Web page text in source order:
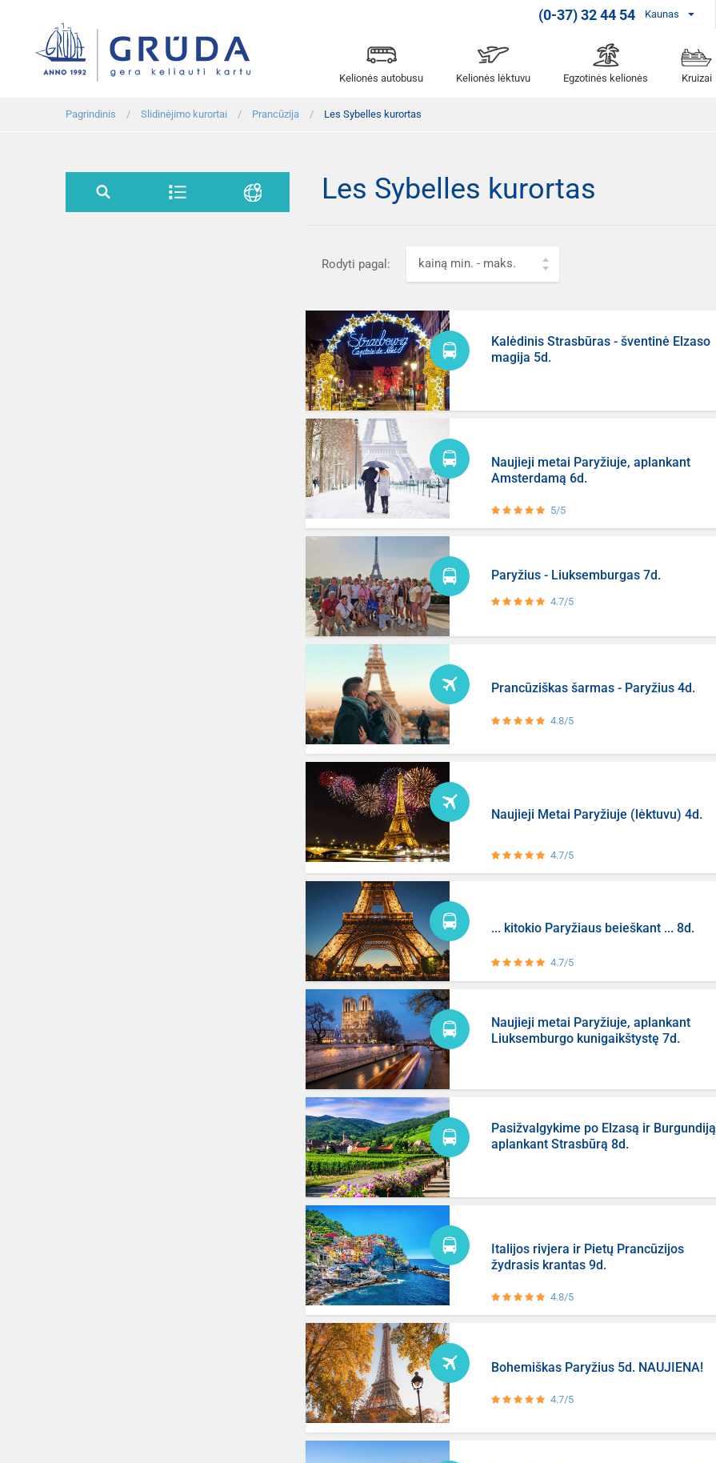
(0-37) 32 44 54 Kaunas
Kelionės autobusu Kelionės lėktuvu Egzotinės kelionės Kruizai
Pagrindinis Slidinėjimo kurortai Prancūzija Les Sybelles kurortas
Les Sybelles kurortas
kainą min. - maks.
Rodyti pagal:
Kalėdinis Strasbūras - šventinė Elzaso
magija 5d.
5/5
Naujieji metai Paryžiuje, aplankant
Amsterdamą 6d.
4.7/5
Paryžius - Liuksemburgas 7d.
4.8/5
Prancūziškas šarmas - Paryžius 4d.
4.7/5
Naujieji Metai Paryžiuje (lėktuvu) 4d.
4.7/5
... kitokio Paryžiaus beieškant ... 8d.
Naujieji metai Paryžiuje, aplankant
Liuksemburgo kunigaikštystę 7d.
Pasižvalgykime po Elzasą ir Burgundiją
aplankant Strasbūrą 8d.
4.8/5
Italijos rivjera ir Pietų Prancūzijos
žydrasis krantas 9d.
4.7/5
Bohemiškas Paryžius 5d. NAUJIENA!